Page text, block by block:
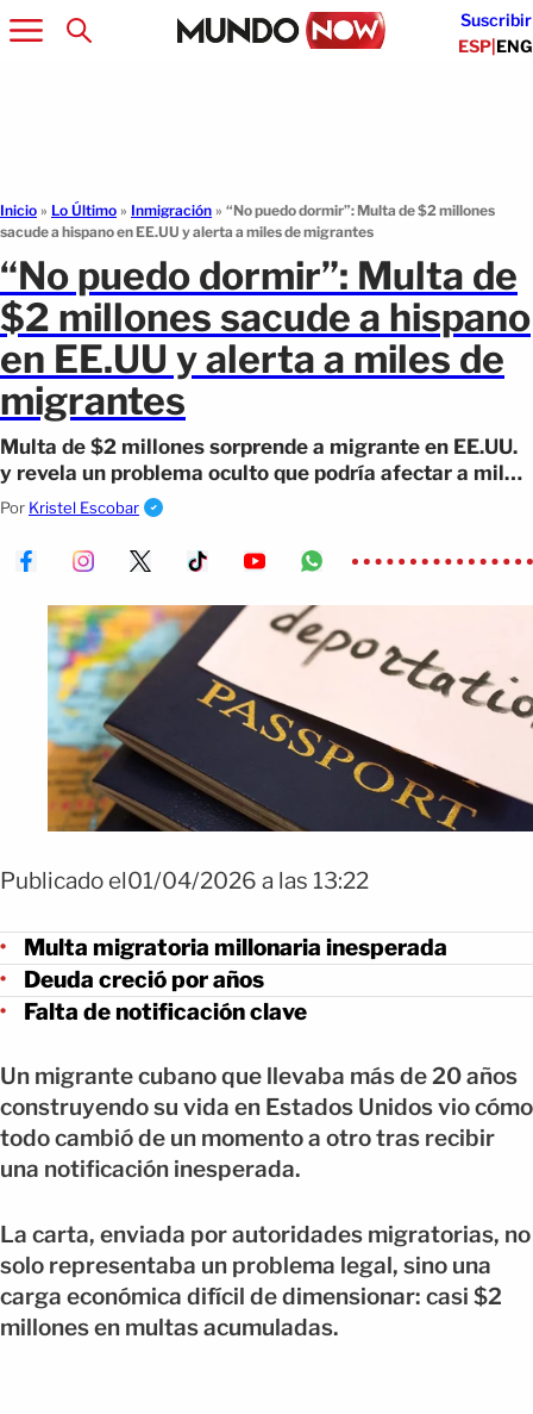
Suscribir
ESP|ENG
Inicio » Lo Último » Inmigración » “No puedo dormir”: Multa de $2 millones
sacude a hispano en EE.UU y alerta a miles de migrantes
“No puedo dormir”: Multa de
$2 millones sacude a hispano
en EE.UU y alerta a miles de
migrantes
Multa de $2 millones sorprende a migrante en EE.UU.
y revela un problema oculto que podría afectar a miles
sin que lo sepan.
Por Kristel Escobar
Publicado el01/04/2026 a las 13:22
Multa migratoria millonaria inesperada
Deuda creció por años
Falta de notificación clave
Un migrante cubano que llevaba más de 20 años
construyendo su vida en Estados Unidos vio cómo
todo cambió de un momento a otro tras recibir
una notificación inesperada.
La carta, enviada por autoridades migratorias, no
solo representaba un problema legal, sino una
carga económica difícil de dimensionar: casi $2
millones en multas acumuladas.